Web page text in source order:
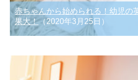
赤ちゃんから始められる！幼児の
果大！（2020年3月25日）